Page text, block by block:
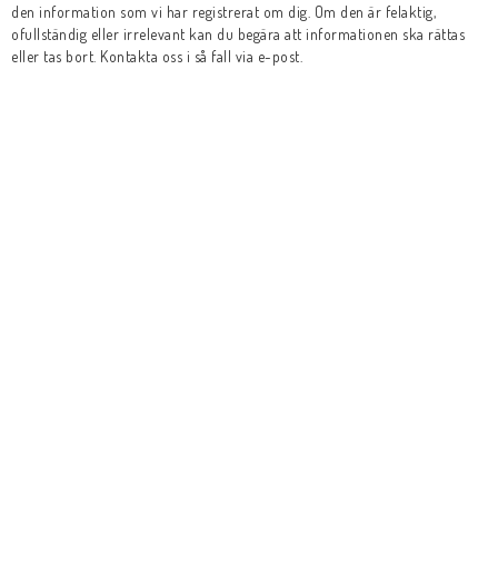
den information som vi har registrerat om dig. Om den är felaktig,
ofullständig eller irrelevant kan du begära att informationen ska rättas
eller tas bort. Kontakta oss i så fall via e-post.